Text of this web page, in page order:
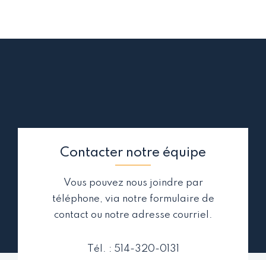
Contacter notre équipe
Vous pouvez nous joindre par
téléphone, via notre formulaire de
contact ou notre adresse courriel.
Tél. : 514-320-0131